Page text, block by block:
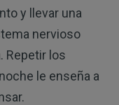
y llevar una
nervioso
Repetir los
le enseña a